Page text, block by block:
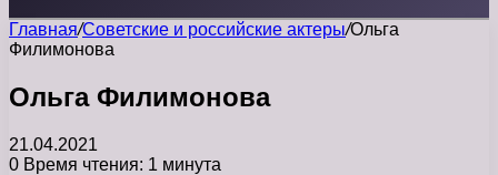
Главная/Советские и российские актеры/Ольга
Филимонова
Ольга Филимонова
21.04.2021
0 Время чтения: 1 минута